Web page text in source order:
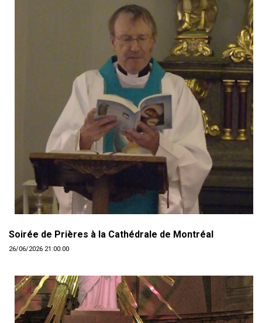
Soirée de Prières à la Cathédrale de Montréal
26/06/2026 21:00:00